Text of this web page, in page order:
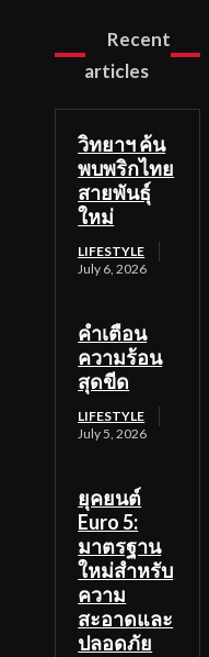
Recent
articles
วิทยาฯ ค้น
พบพริกไทย
สายพันธุ์
ใหม่
LIFESTYLE
July 6, 2026
คำเตือน
ความร้อน
สุดขีด
LIFESTYLE
July 5, 2026
ยุคยนต์
Euro 5:
มาตรฐาน
ใหม่สำหรับ
ความ
สะอาดและ
ปลอดภัย